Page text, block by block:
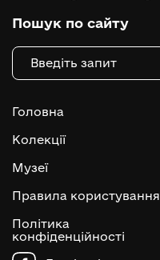
Пошук по сайту
Головна
Колекції
Музеї
Правила користування
Політика
конфіденційності